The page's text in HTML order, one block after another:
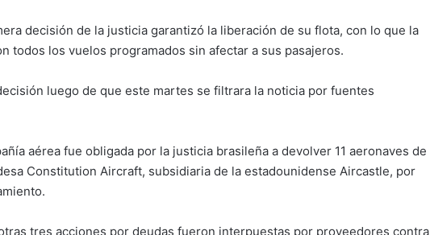
decisión de la justicia garantizó la liberación de su flota, con lo que la
todos los vuelos programados sin afectar a sus pasajeros.
luego de que este martes se filtrara la noticia por fuentes
aérea fue obligada por la justicia brasileña a devolver 11 aeronaves de
Constitution Aircraft, subsidiaria de la estadounidense Aircastle, por
tres acciones por deudas fueron interpuestas por proveedores contra